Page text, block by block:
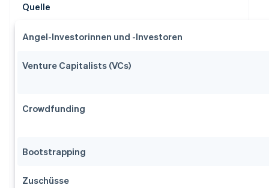
Quelle
Angel-Investorinnen und -Investoren
Venture Capitalists (VCs)
Crowdfunding
Bootstrapping
Zuschüsse